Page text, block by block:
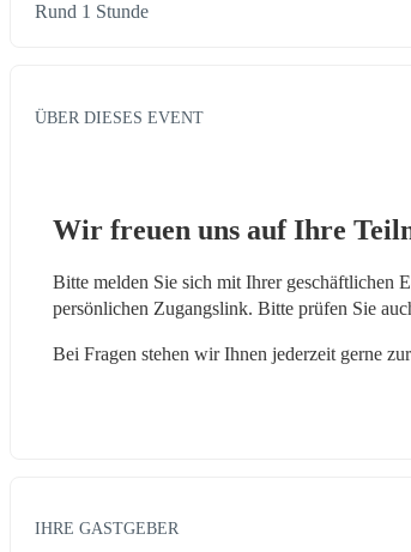
Rund 1 Stunde
ÜBER DIESES EVENT
Wir freuen uns auf Ihre
Bitte melden Sie sich mit Ihrer geschäftlichen
persönlichen Zugangslink. Bitte prüfen Sie
Bei Fragen stehen wir Ihnen jederzeit gerne
IHRE GASTGEBER